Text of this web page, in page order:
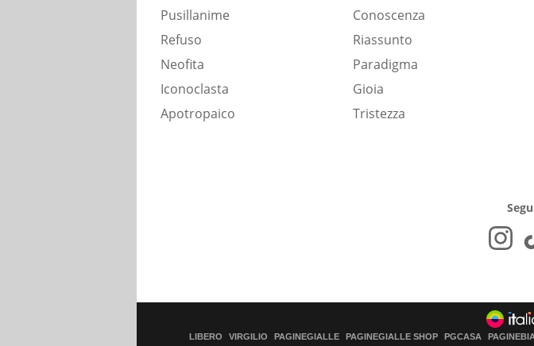
Pusillanime
Refuso
Neofita
Iconoclasta
Apotropaico
Conoscenza
Riassunto
Paradigma
Gioia
Tristezza
LIBERO VIRGILIO PAGINEGIALLE PAGINEGIALLE SHOP PGCASA